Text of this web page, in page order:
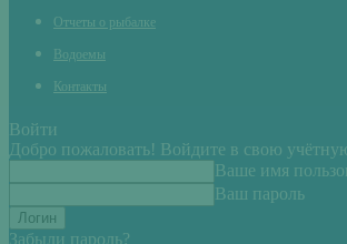
Отчеты о рыбалке
Водоемы
Контакты
Войти
Добро пожаловать! Войдите в свою
Ваше имя
Ваш пароль
Забыли пароль?